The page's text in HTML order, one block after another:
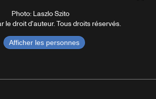
Photo: Laszlo Szito
le droit d'auteur. Tous droits réservés.
Afficher les personnes